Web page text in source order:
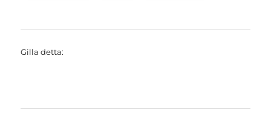
Gilla detta: